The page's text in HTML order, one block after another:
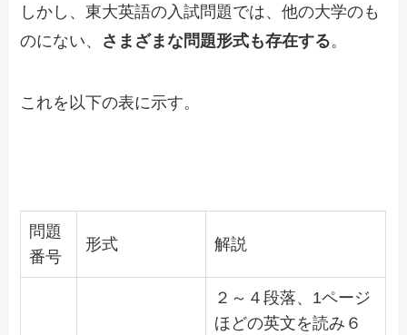
しかし、東大英語の入試問題では、他の大学のも
のにない、 さまざまな問題形式も存在する。
これを以下の表に示す。
問題
番号
形式 解説
２～４段落、1ページ
ほどの英文を読み６